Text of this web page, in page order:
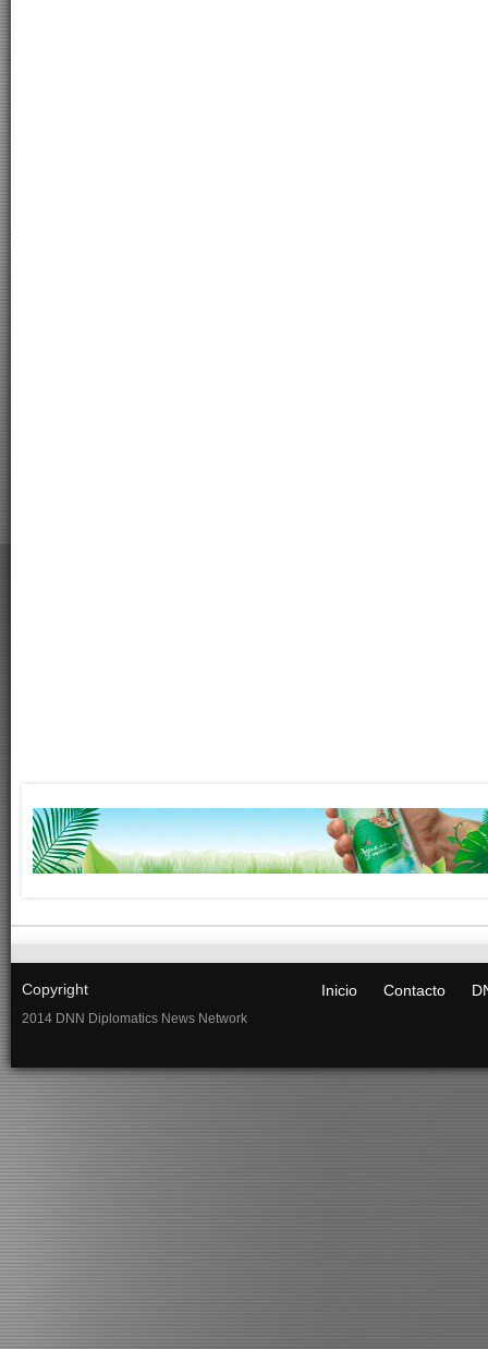
Copyright
2014 DNN Diplomatics News Network
Inicio Contacto